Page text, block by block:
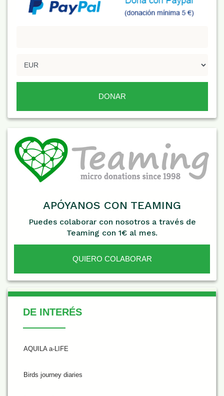
APÓYANOS CON TEAMING
Puedes colaborar con nosotros a través de
Teaming con 1€ al mes.
QUIERO COLABORAR
De Interés
DE INTERÉS
AQUILA a-LIFE
Birds journey diaries